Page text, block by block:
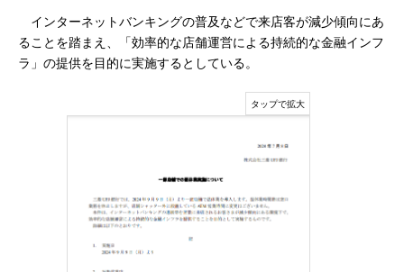
インターネットバンキングの普及などで来店客が減少傾向にあ
ることを踏まえ、「効率的な店舗運営による持続的な金融インフ
ラ」の提供を目的に実施するとしている。